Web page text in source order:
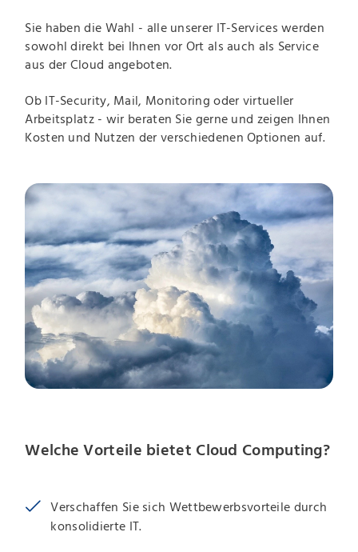
Sie haben die Wahl - alle unserer IT-Services werden
sowohl direkt bei Ihnen vor Ort als auch als Service
aus der Cloud angeboten.
Ob IT-Security, Mail, Monitoring oder virtueller
Arbeitsplatz - wir beraten Sie gerne und zeigen Ihnen
Kosten und Nutzen der verschiedenen Optionen auf.
Welche Vorteile bietet Cloud Computing?
Verschaffen Sie sich Wettbewerbsvorteile durch
konsolidierte IT.